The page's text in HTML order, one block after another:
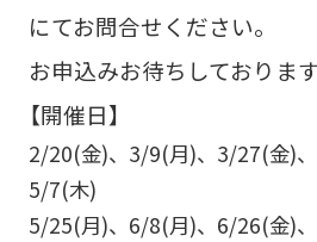
にてお問合せください。
お申込みお待ちしております
【開催日】
2/20(金)、3/9(月)、3/27(金)
5/7(木)
5/25(月)、6/8(月)、6/26(金)、